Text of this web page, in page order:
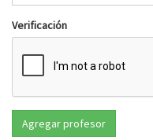
Verificación